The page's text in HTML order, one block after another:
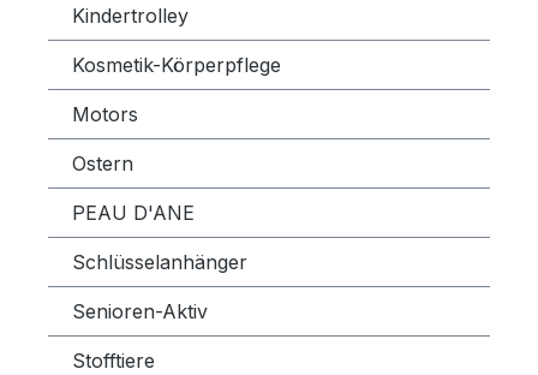
Kindertrolley
Kosmetik-Körperpflege
Motors
Ostern
PEAU D'ANE
Schlüsselanhänger
Senioren-Aktiv
Stofftiere